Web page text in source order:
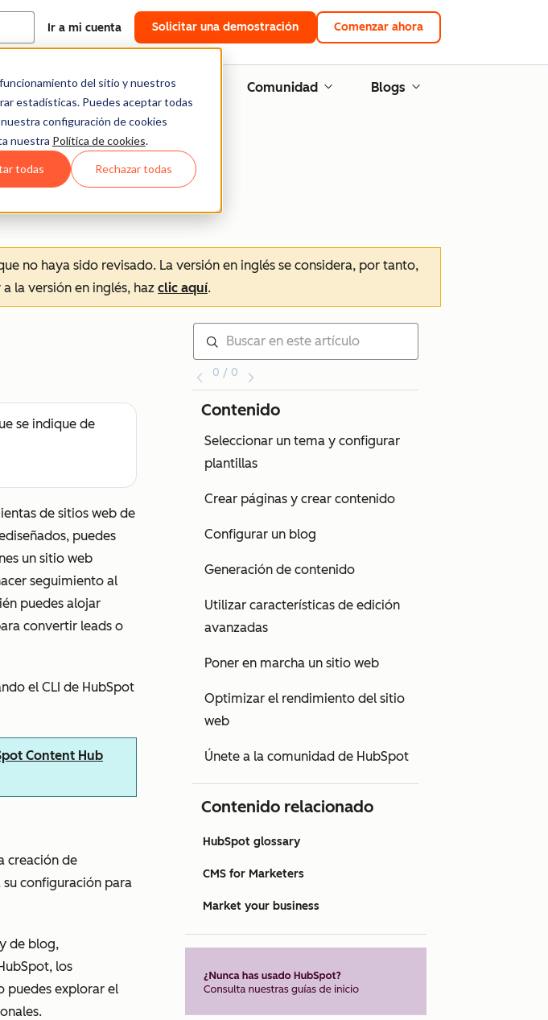
del sitio y nuestros
estadísticas. Puedes aceptar todas
configuración de cookies
nuestra Política de cookies.
todas Rechazar todas
Ir a mi cuenta Solicitar una demostración Comenzar ahora
Formación Comunidad Blogs
no haya sido revisado. La versión en inglés se considera, por tanto,
la versión en inglés, haz clic aquí.
se indique de
de sitios web de
puedes
un sitio web
seguimiento al
puedes alojar
convertir leads o
el CLI de HubSpot
Content Hub
creación de
configuración para
de blog,
los
puedes explorar el
0 / 0
Contenido
Seleccionar un tema y configurar
plantillas
Crear páginas y crear contenido
Configurar un blog
Generación de contenido
Utilizar características de edición
avanzadas
Poner en marcha un sitio web
Optimizar el rendimiento del sitio
web
Únete a la comunidad de HubSpot
Contenido relacionado
HubSpot glossary
CMS for Marketers
Market your business